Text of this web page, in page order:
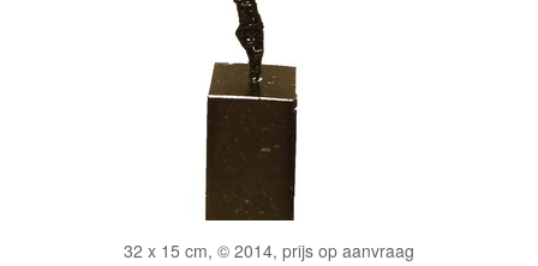
32 x 15 cm, © 2014, prijs op aanvraag